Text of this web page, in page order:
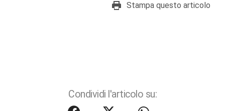
Stampa questo articolo
Condividi l'articolo su: